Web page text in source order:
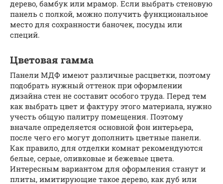
дерево, бамбук или мрамор. Если выбрать стеновую
панель с полкой, можно получить функциональное
место для сохранности баночек, посуды или
специй.
Цветовая гамма
Панели МДФ имеют различные расцветки, поэтому
подобрать нужный оттенок при оформлении
дизайна стен не составит особого труда. Перед тем
как выбрать цвет и фактуру этого материала, нужно
учесть общую палитру помещения. Поэтому
вначале определяется основной фон интерьера,
после чего его могут дополнить цветные панели.
Как правило, для отделки комнат рекомендуются
белые, серые, оливковые и бежевые цвета.
Интересным вариантом для оформления станут и
плиты, имитирующие такое дерево, как дуб или